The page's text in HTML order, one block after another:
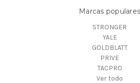
Marcas populares
STRONGER
YALE
GOLDBLATT
PRIVE
TACPRO
Ver todo